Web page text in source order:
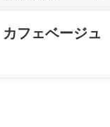
フェベージュ